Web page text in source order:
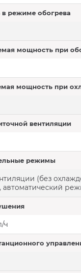
режиме обогрева
мощность при
мощность при
вентиляции
режимы
(без
автоматический
ч